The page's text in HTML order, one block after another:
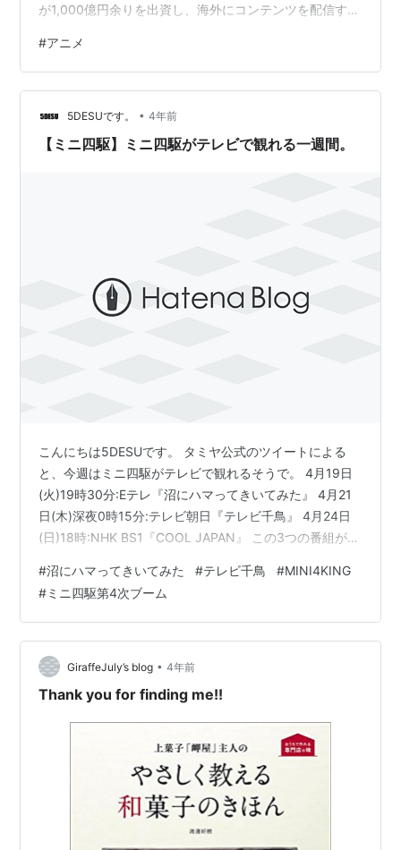
が1,000億円余りを出資し、海外にコンテンツを配信する
込み、累積赤字が増加しています。このような中、政府
は財務省の審議会で抜本的な見直しに向けての取り組み
を報告しました。それによると、職員の賞与の査定に差
をつけることや、担当する案件に職員自らも投資できる
ようにし、利益が還元される制度を導入することで、優
#アニメ
5DESUです。 • 4年前
【ミニ四駆】ミニ四駆がテレビで観れる一週間。
こんにちは5DESUです。 タミヤ公式のツイートによる
と、今週はミニ四駆がテレビで観れるそうで。 4月19日
(火)19時30分:Eテレ『沼にハマってきいてみた』 4月21
日(木)深夜0時15分:テレビ朝日『テレビ千鳥』 4月24日
(日)18時:NHK BS1『COOL JAPAN』 この3つの番組が放
ゃないですかねー？ (※僕は録画予約しました。) 最近は
ミニ四駆が流行ってきて「ミニ四駆第4次ブーム」と言わ
れていますが、まだまだメディアでの露出が少ないの
で、もっと色々な媒体で目にすることが多くなればいい
ですねー！ そしたらもっとミニ四レーサー…
#沼にハマってきいてみた #テレビ千鳥 #MINI4KING
#ミニ四駆第4次ブーム
GiraffeJuly’s blog • 4年前
Thank you for finding me!!